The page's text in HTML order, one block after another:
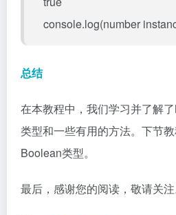
console.log(number
总结
在本教程中，我们学习并了解
类型和一些有用的方法。下节
Boolean类型。
最后，感谢您的阅读，敬请关注